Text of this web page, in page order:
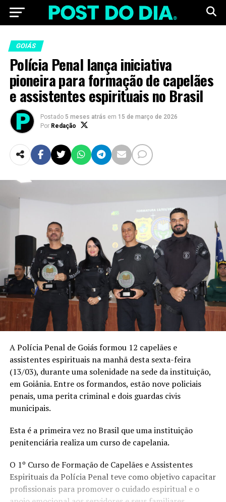
GOIÁS
Polícia Penal lança iniciativa
pioneira para formação de capelães
e assistentes espirituais no Brasil
Postado 5 meses atrás em 15 de março de 2026
Por Redação
A Polícia Penal de Goiás formou 12 capelães e
assistentes espirituais na manhã desta sexta-feira
(13/03), durante uma solenidade na sede da instituição,
em Goiânia. Entre os formandos, estão nove policiais
penais, uma perita criminal e dois guardas civis
municipais.
Esta é a primeira vez no Brasil que uma instituição
penitenciária realiza um curso de capelania.
O 1º Curso de Formação de Capelães e Assistentes
Espirituais da Polícia Penal teve como objetivo capacitar
profissionais para promover o cuidado espiritual e o